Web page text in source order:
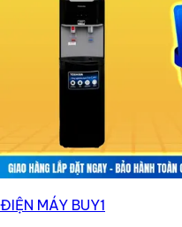
ĐIỆN MÁY BUY1